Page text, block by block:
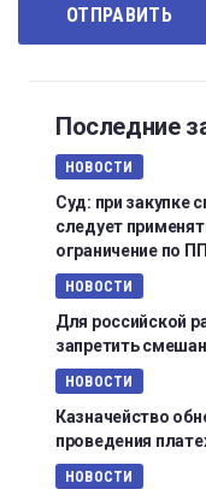
Последние
НОВОСТИ
Суд: при закупке
следует
ограничение по
НОВОСТИ
Для российской
запретить
НОВОСТИ
Казначейство
проведения
НОВОСТИ